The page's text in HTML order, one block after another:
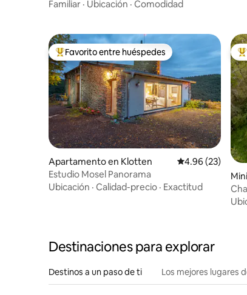
sauna
Familiar · Ubicación · Comodidad
Favorito entre huéspedes preferido
Favorito entre huéspedes
Apartamento en Klotten Calificación
4.96 (23)
Estudio Mosel Panorama
Ubicación · Calidad-precio · Exactitud
Destinaciones para explorar
Destinos a un paso de ti Los mejores lugares